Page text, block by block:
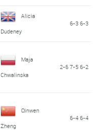
Alicia
Dudeney
6-3 6-3
Maja
Chwalinska
2-6 7-5 6-2
Qinwen
Zheng
6-4 6-4